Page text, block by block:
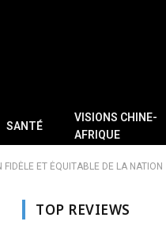
SANTÉ
VISIONS CHINE-
AFRIQUE
FIDÈLE ET ÉQUITABLE DE LA NATION
TOP REVIEWS